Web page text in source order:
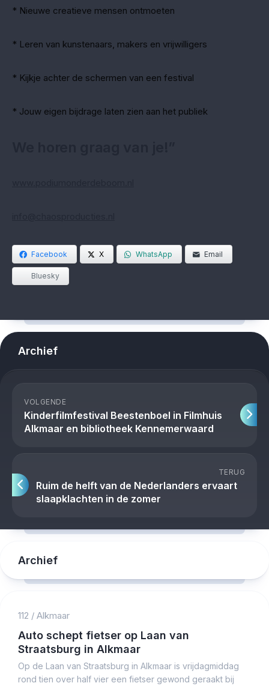
* Nieuwe creatieve mensen ontmoeten
* Leren van kunstenaars, makers en vrijwilligers
* Kijkje achter de schermen van een festival
* Jouw eigen bijdrage laten zien aan het publiek
Facebook X WhatsApp Email
Bluesky
Archief
VOLGENDE
Kinderfilmfestival Beestenboel in Filmhuis
Alkmaar en bibliotheek Kennemerwaard
TERUG
Ruim de helft van de Nederlanders ervaart
slaapklachten in de zomer
Archief
112 / Alkmaar
Auto schept fietser op Laan van
Straatsburg in Alkmaar
Op de Laan van Straatsburg in Alkmaar is vrijdagmiddag
rond tien over half vier een fietser gewond geraakt bij